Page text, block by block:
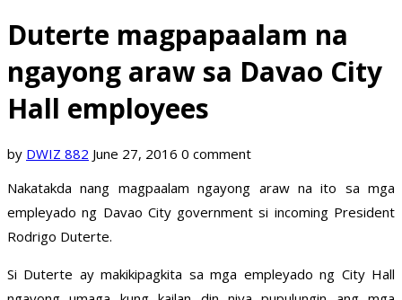
Duterte magpapaalam na
ngayong araw sa Davao City
Hall employees
by DWIZ 882 June 27, 2016 0 comment
Nakatakda nang magpaalam ngayong araw na ito sa mga
empleyado ng Davao City government si incoming President
Rodrigo Duterte.
Si Duterte ay makikipagkita sa mga empleyado ng City Hall